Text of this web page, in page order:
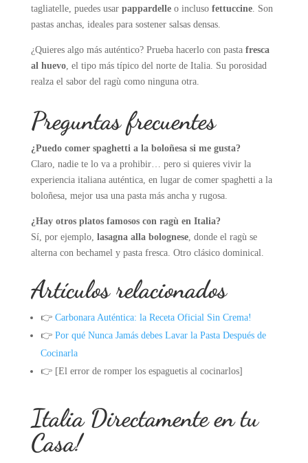
tagliatelle, puedes usar pappardelleo incluso fettuccine. Son
pastas anchas, ideales para sostener salsas densas.
¿Quieres algo más auténtico? Prueba hacerlo con pasta fresca
al huevo, el tipo más típico del norte de Italia. Su porosidad
realza el sabor del ragù como ninguna otra.
Preguntas frecuentes
¿Puedo comer spaghetti a la boloñesa si me gusta?
Claro, nadie te lo va a prohibir… pero si quieres vivir la
experiencia italiana auténtica, en lugar de comer spaghetti a la
boloñesa, mejor usa una pasta más ancha y rugosa.
¿Hay otros platos famosos con ragù en Italia?
Sí, por ejemplo, lasagna alla bolognese, donde el ragù se
alterna con bechamel y pasta fresca. Otro clásico dominical.
Artículos relacionados
👉 Carbonara Auténtica: la Receta Oficial Sin Crema!
👉 Por qué Nunca Jamás debes Lavar la Pasta Después de
Cocinarla
👉 [El error de romper los espaguetis al cocinarlos]
Italia Directamente en tu
Casa!